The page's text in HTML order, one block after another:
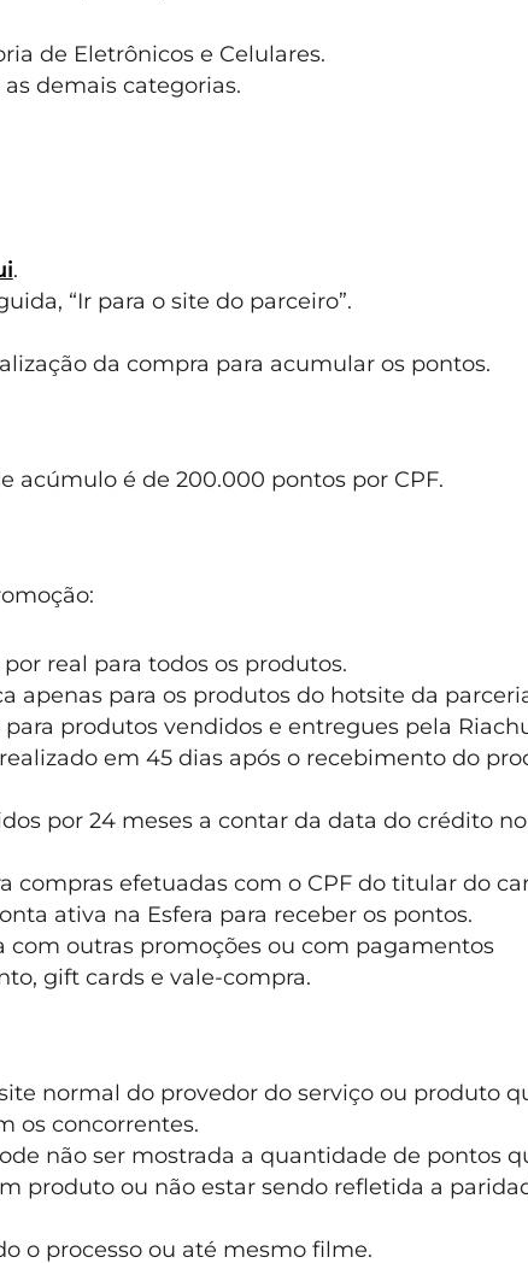
de Eletrônicos e Celulares.
demais categorias.
.
“Ir para o site do parceiro”.
da compra para acumular os pontos.
acúmulo é de 200.000 pontos por CPF.
real para todos os produtos.
apenas para os produtos do hotsite da
produtos vendidos e entregues pela
em 45 dias após o recebimento do
por 24 meses a contar da data do crédito no
compras efetuadas com o CPF do titular do
ativa na Esfera para receber os pontos.
com outras promoções ou com pagamentos
gift cards e vale-compra.
normal do provedor do serviço ou produto
os concorrentes.
não ser mostrada a quantidade de pontos
produto ou não estar sendo refletida a
o processo ou até mesmo filme.